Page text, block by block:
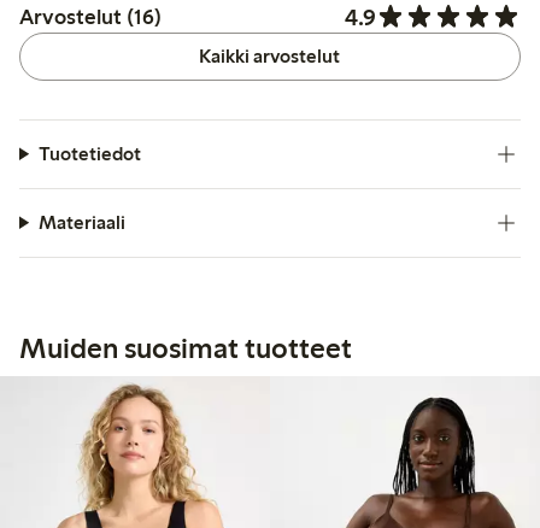
Arvostelut (16) 4.9
Kaikki arvostelut
Tuotetiedot
Materiaali
Muiden suosimat tuotteet